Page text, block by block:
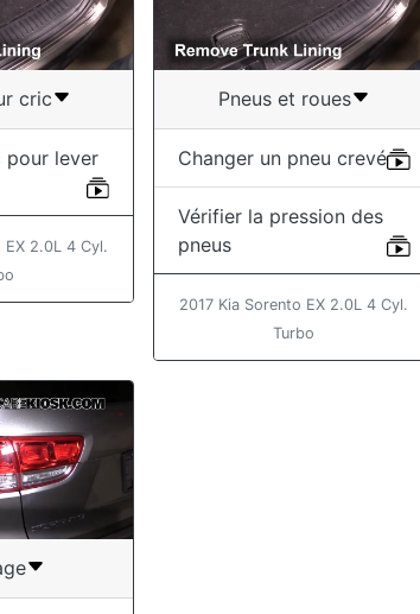
cric
pour lever
EX 2.0L 4 Cyl.
Pneus et roues
Changer un pneu crevé
Vérifier la pression des
pneus
2017 Kia Sorento EX 2.0L 4 Cyl.
Turbo